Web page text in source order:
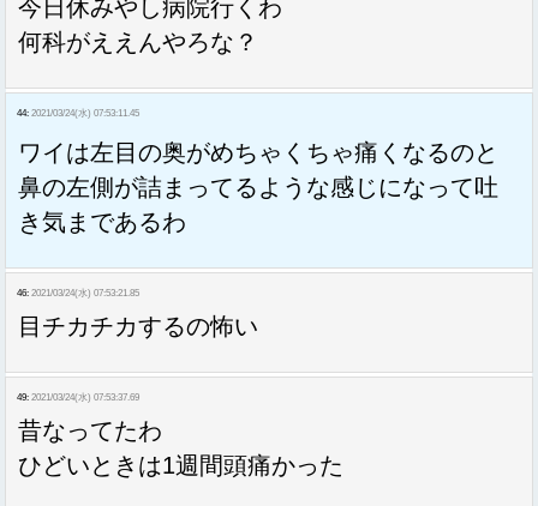
今日休みやし病院行くわ
何科がええんやろな？
44: 2021/03/24(水) 07:53:11.45
ワイは左目の奥がめちゃくちゃ痛くなるのと
鼻の左側が詰まってるような感じになって吐
き気まであるわ
46: 2021/03/24(水) 07:53:21.85
目チカチカするの怖い
49: 2021/03/24(水) 07:53:37.69
昔なってたわ
ひどいときは1週間頭痛かった